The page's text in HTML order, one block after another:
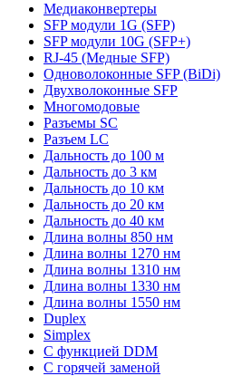
Медиаконвертеры
SFP модули 1G (SFP)
SFP модули 10G (SFP+)
RJ-45 (Медные SFP)
Одноволоконные SFP (BiDi)
Двухволоконные SFP
Многомодовые
Разъемы SC
Разъем LC
Дальность до 100 м
Дальность до 3 км
Дальность до 10 км
Дальность до 20 км
Дальность до 40 км
Длина волны 850 нм
Длина волны 1270 нм
Длина волны 1310 нм
Длина волны 1330 нм
Длина волны 1550 нм
Duplex
Simplex
С функцией DDM
С горячей заменой